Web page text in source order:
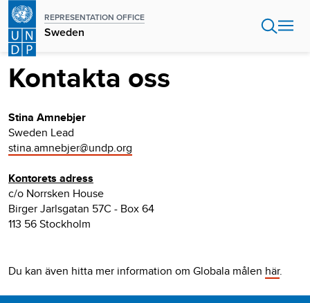
Hoppa
huvudinnehåll
REPRESENTATION OFFICE
Sweden
Kontakta oss
Stina Amnebjer
Sweden Lead
stina.amnebjer@undp.org
Kontorets adress
c/o Norrsken House
Birger Jarlsgatan 57C - Box 64
113 56 Stockholm
Du kan även hitta mer information om Globala målen här.